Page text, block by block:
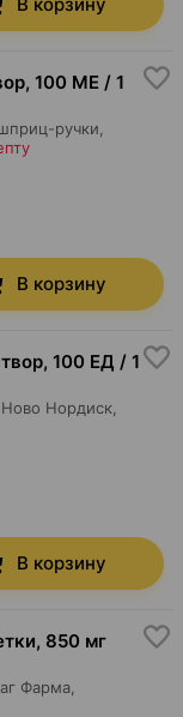
, 100 МЕ / 1
ручки,
В корзину
, 100 ЕД / 1
Ново Нордиск
В корзину
, 850 мг
Фарма